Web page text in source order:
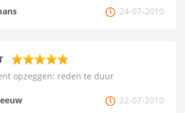
24-07-2010
opzeggen: reden te duur
22-07-2010